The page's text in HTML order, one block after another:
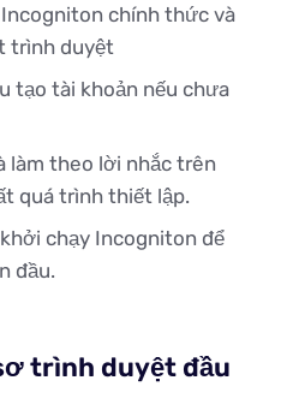
chính thức và
trình duyệt
tạo tài khoản nếu chưa
làm theo lời nhắc trên
quá trình thiết lập.
chạy Incogniton để
đầu.
trình duyệt đầu